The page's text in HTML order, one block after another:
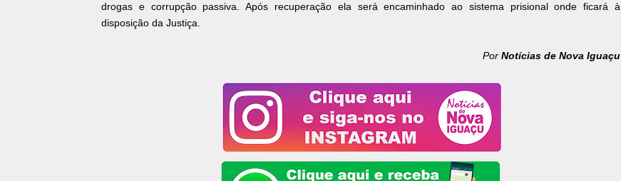
drogas e corrupção passiva. Após recuperação ela será encaminhado ao sistema prisional onde ficará à
disposição da Justiça.
Por Notícias de Nova Iguaçu